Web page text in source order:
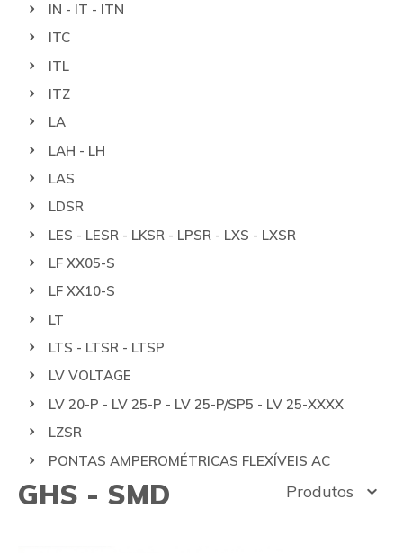
IN - IT - ITN
ITC
ITL
ITZ
LA
LAH - LH
LAS
LDSR
LES - LESR - LKSR - LPSR - LXS - LXSR
LF XX05-S
LF XX10-S
LT
LTS - LTSR - LTSP
LV VOLTAGE
LV 20-P - LV 25-P - LV 25-P/SP5 - LV 25-XXXX
LZSR
PONTAS AMPEROMÉTRICAS FLEXÍVEIS AC
Produtos
GHS - SMD